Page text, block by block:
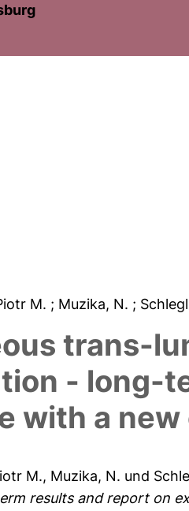
M. ; Muzika, N. ;
trans-
- long-
with a
M., Muzika, N. und
results and report on